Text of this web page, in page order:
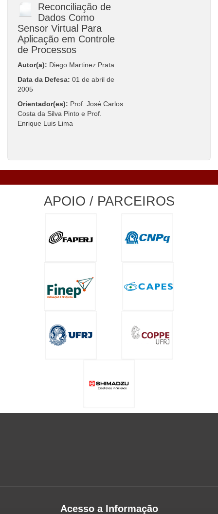
Reconciliação de
Dados Como
Sensor Virtual Para
Aplicação em Controle
de Processos
Autor(a): Diego Martinez Prata
Data da Defesa: 01 de abril de
2005
Orientador(es): Prof. José Carlos
Costa da Silva Pinto e Prof.
Enrique Luis Lima
APOIO / PARCEIROS
Acesso a Informação